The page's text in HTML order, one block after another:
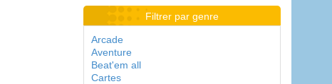
Filtrer par genre
Arcade
Aventure
Beat'em all
Cartes